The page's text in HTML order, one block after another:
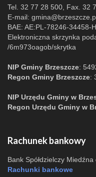
Tel. 32 77 28 500, Fax. 32
E-mail:
BAE: AE:PL-78246-34458-
Elektroniczna skrzynka
/6m973oagob/skrytka
NIP Gminy Brzeszcze:
Regon Gminy Brzeszcze:
NIP Urzędu Gminy w
Regon Urzędu Gminy w
Rachunek bankowy
Bank Spółdzielczy
Rachunki bankowe